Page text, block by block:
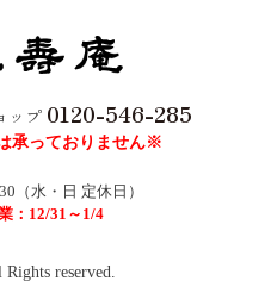
ップ 0120-546-285
承っておりません※
（水・日 定休日）
：12/31～1/4
reserved.